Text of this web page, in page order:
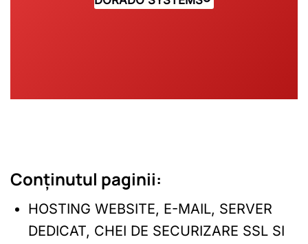
Conținutul paginii:
HOSTING WEBSITE, E-MAIL, SERVER
DEDICAT, CHEI DE SECURIZARE SSL SI